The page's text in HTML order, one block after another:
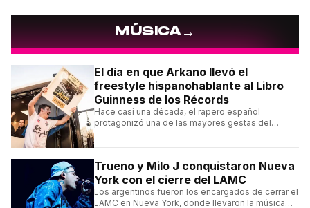
MÚSICA→
El día en que Arkano llevó el
freestyle hispanohablante al Libro
Guinness de los Récords
Hace casi una década, el rapero español
protagonizó una de las mayores gestas del
Trueno y Milo J conquistaron Nueva
York con el cierre del LAMC
Los argentinos fueron los encargados de cerrar el
LAMC en Nueva York, donde llevaron la música